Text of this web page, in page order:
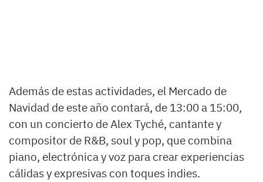
Además de estas actividades, el Mercado de
Navidad de este año contará, de 13:00 a 15:00,
con un concierto de Alex Tyché, cantante y
compositor de R&B, soul y pop, que combina
piano, electrónica y voz para crear experiencias
cálidas y expresivas con toques indies.